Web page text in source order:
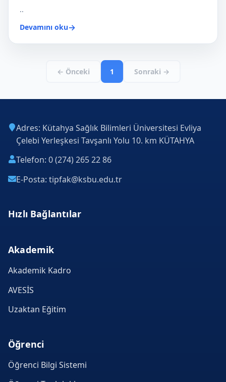
..
Devamını oku→
← Önceki 1 Sonraki →
Adres: Kütahya Sağlık Bilimleri Üniversitesi Evliya
Çelebi Yerleşkesi Tavşanlı Yolu 10. km KÜTAHYA
Telefon: 0 (274) 265 22 86
E-Posta: tipfak@ksbu.edu.tr
Hızlı Bağlantılar
Akademik
Akademik Kadro
AVESİS
Uzaktan Eğitim
Öğrenci
Öğrenci Bilgi Sistemi